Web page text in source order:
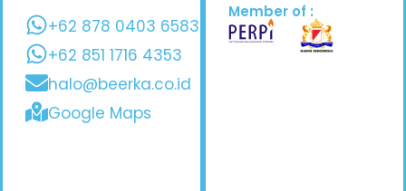
+62 878 0403 6583
+62 851 1716 4353
halo@beerka.co.id
Google Maps
Member of :